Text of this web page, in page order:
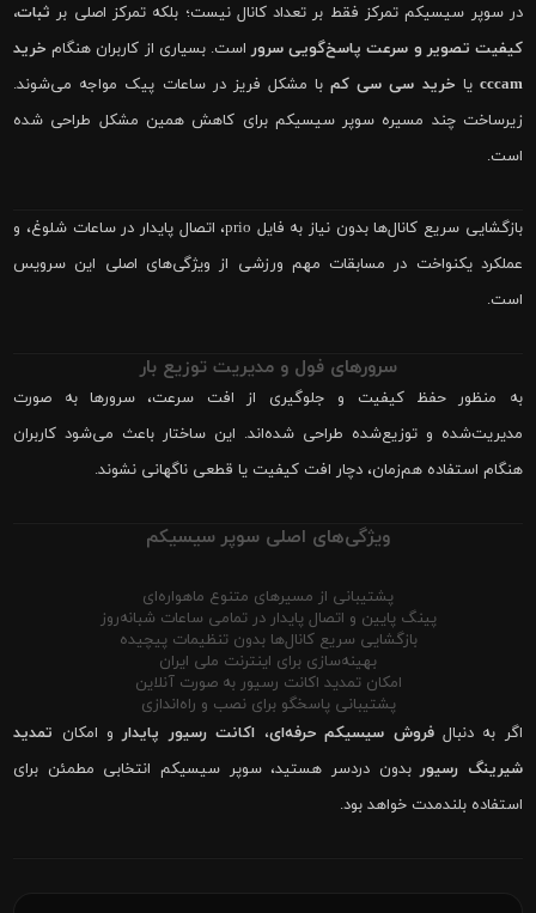
در سوپر سیسیکم تمرکز فقط بر تعداد کانال نیست؛ بلکه تمرکز اصلی بر ثبات،
کیفیت تصویر و سرعت پاسخ‌گویی سروراست. بسیاری از کاربران هنگام خرید
cccam یا خرید سی سی کمبا مشکل فریز در ساعات پیک مواجه می‌شوند.
زیرساخت چند مسیره سوپر سیسیکم برای کاهش همین مشکل طراحی شده
است.
بازگشایی سریع کانال‌ها بدون نیاز به فایل prio، اتصال پایدار در ساعات شلوغ، و
عملکرد یکنواخت در مسابقات مهم ورزشی از ویژگی‌های اصلی این سرویس
است.
سرورهای فول و مدیریت توزیع بار
به منظور حفظ کیفیت و جلوگیری از افت سرعت، سرورها به صورت
مدیریت‌شده و توزیع‌شده طراحی شده‌اند. این ساختار باعث می‌شود کاربران
هنگام استفاده هم‌زمان، دچار افت کیفیت یا قطعی ناگهانی نشوند.
ویژگی‌های اصلی سوپر سیسیکم
پشتیبانی از مسیرهای متنوع ماهواره‌ای
پینگ پایین و اتصال پایدار در تمامی ساعات شبانه‌روز
بازگشایی سریع کانال‌ها بدون تنظیمات پیچیده
بهینه‌سازی برای اینترنت ملی ایران
امکان تمدید اکانت رسیور به صورت آنلاین
پشتیبانی پاسخگو برای نصب و راه‌اندازی
اگر به دنبالفروش سیسیکم حرفه‌ای، اکانت رسیور پایدارو امکان تمدید
شیرینگ رسیوربدون دردسر هستید، سوپر سیسیکم انتخابی مطمئن برای
استفاده بلندمدت خواهد بود.